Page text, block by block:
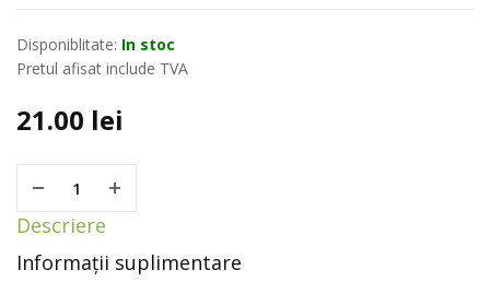
Disponiblitate: In stoc
Pretul afisat include TVA
21.00 lei
Descriere
Informații suplimentare